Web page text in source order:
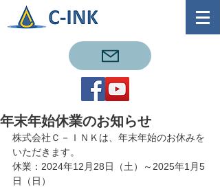
年末年始休業のお知らせ
株式会社Ｃ－ＩＮＫは、年末年始のお休みを
いただきます。
休業：2024年12月28日（土）～2025年1月5
日（日）